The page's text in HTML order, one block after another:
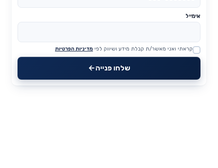
אימייל
Website
קראתי ואני מאשר/ת קבלת מידע ושיווק לפי מדיניות הפרטיות
שלחו פנייה